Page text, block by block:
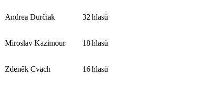
Andrea Durčiak 32 hlasů
Miroslav Kazimour 18hlasů
Zdeněk Cvach 16hlasů